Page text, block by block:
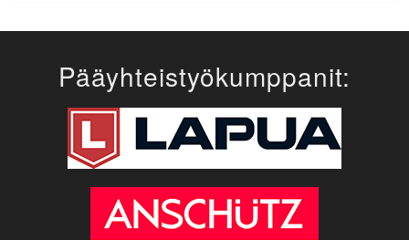
Pääyhteistyökumppanit: